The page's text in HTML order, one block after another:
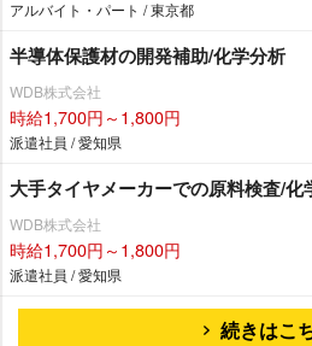
アルバイト・パート / 東京都
半導体保護材の開発補助/化学分析
WDB株式会社
時給1,700円～1,800円
派遣社員 / 愛知県
大手タイヤメーカーでの原料検査/化
WDB株式会社
時給1,700円～1,800円
派遣社員 / 愛知県
続きはこ